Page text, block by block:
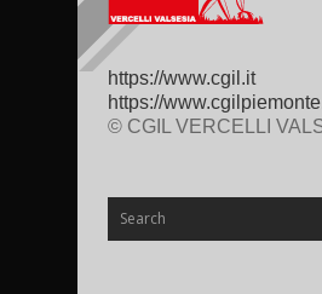
https://www.cgil.it
https://
© CGIL VERCELLI